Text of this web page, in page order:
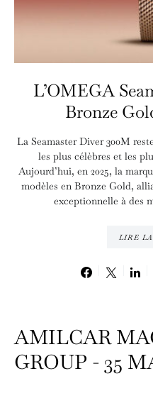
L’OMEGA
Bronze
La Seamaster Diver 300M
les plus célèbres et les
Aujourd’hui, en 2025, la
modèles en Bronze Gold,
exceptionnelle à des
LIRE
AMILCAR
GROUP - 35